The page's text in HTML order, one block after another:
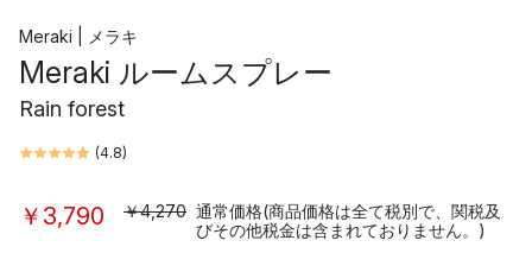
Meraki | メラキ
Meraki ルームスプレー
Rain forest
(4.8)
￥3,790 ￥4,270 通常価格(商品価格は全て税別で、関税及
びその他税金は含まれておりません。)